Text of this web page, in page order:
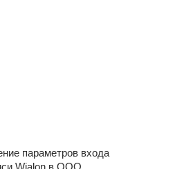
параметров входа
Wialon в ООО